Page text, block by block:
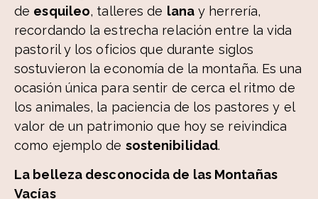
de esquileo, talleres de lanay herrería,
recordando la estrecha relación entre la vida
pastoril y los oficios que durante siglos
sostuvieron la economía de la montaña. Es una
ocasión única para sentir de cerca el ritmo de
los animales, la paciencia de los pastores y el
valor de un patrimonio que hoy se reivindica
como ejemplo de sostenibilidad.
La belleza desconocida de las Montañas
Vacías